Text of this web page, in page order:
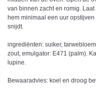
van binnen zacht en romig.
hem minimaal een uur
snijdt.
ingrediënten: suiker,
zout, emulgator: E471 (palm).
lupine.
Bewaaradvies: koel en droog